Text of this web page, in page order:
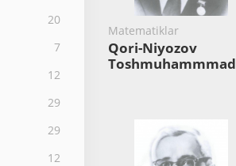
20
7
12
29
29
12
Matematiklar
Qori-Niyozov
Toshmuhammmad